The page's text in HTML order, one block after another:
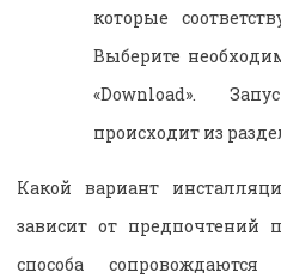
которые
Выберите
«Download».
происходит из
Какой вариант
зависит от предпочтений
способа сопровождаются